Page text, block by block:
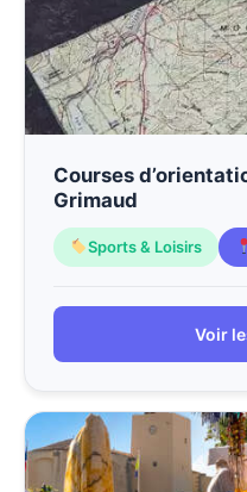
Courses
Grimaud
Sports & Loisirs
Voir